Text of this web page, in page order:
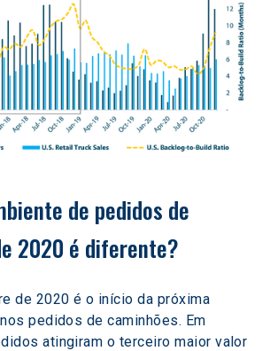
de pedidos de
2020 é diferente?
de 2020 é o início da próxima
pedidos de caminhões. Em
atingiram o terceiro maior valor